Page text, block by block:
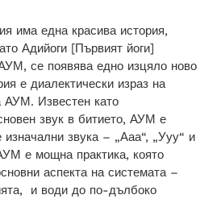
има една красива история,
Адийоги [Първият йоги]
се появява едно изцяло ново
е диалектически израз на
АУМ. Известен като
звук в битието, АУМ е
изначални звука – „Ааа“, „Ууу“ и
е мощна практика, която
аспекта на системата –
и води до по-дълбоко